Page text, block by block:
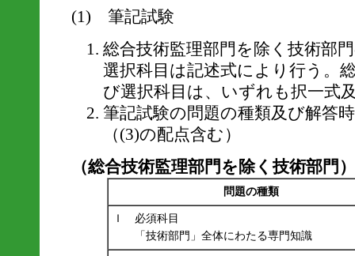
(1) 筆記試験
総合技術監理部門を除く技術部
選択科目は記述式により行う。
び選択科目は、いずれも択一式
筆記試験の問題の種類及び解答
（(3)の配点含む）
（総合技術監理部門を除く技術部門）
問題の種類
Ｉ 必須科目
「技術部門」全体にわたる専門知識